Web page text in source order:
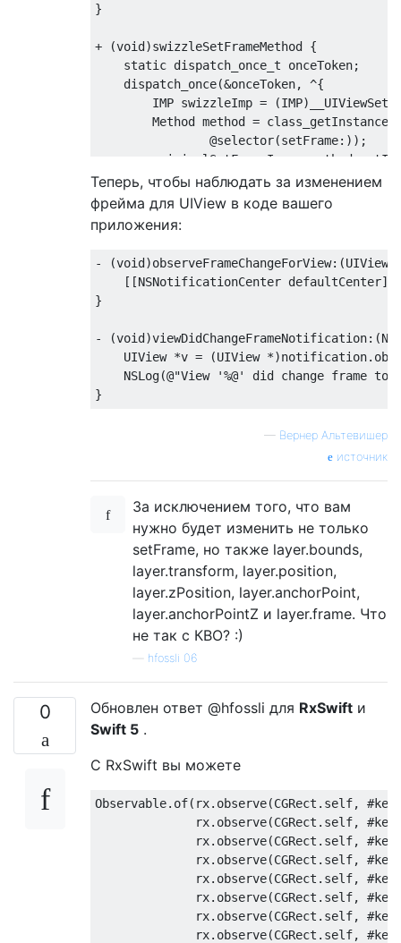
}
+ (void)swizzleSetFrameMethod {
static dispatch_once_t onceToken;
dispatch_once(&onceToken, ^{
IMP swizzleImp =
Method method =
@selector(setFrame:));
originalSetFrameImp =
    });
}
@end
Теперь, чтобы наблюдать за изменением
фрейма для UIView в коде вашего
приложения:
- (void)observeFrameChangeForView:(UIView
    [[
NSNotificationCenter defaultCenter]
}
- (void)viewDidChangeFrameNotification:(
UIView *v = (UIView
NSLog(@"View '%@' did change frame to
— Вернер Альтевишер
источник
За исключением того, что вам
нужно будет изменить не только
setFrame, но также layer.bounds,
layer.transform, layer.position,
layer.zPosition, layer.anchorPoint,
layer.anchorPointZ и layer.frame. Что
не так с КВО? :)
hfossli 06
0 Обновлен ответ @hfossli для RxSwift и
Swift 5 .
С RxSwift вы можете
Observable.of(rx.observe(CGRect .self,
              rx.observe(
CGRect .self,
              rx.observe(
CGRect .self,
              rx.observe(
CGRect .self,
              rx.observe(
CGRect .self,
              rx.observe(
CGRect .self,
              rx.observe(
CGRect .self,
              rx.observe(
CGRect .self,